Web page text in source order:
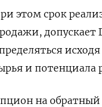
этом срок
допускает
и потенциала
на обратный